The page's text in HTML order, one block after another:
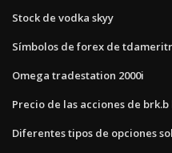
Stock de vodka skyy
Símbolos de forex de
Omega tradestation 2000i
Precio de las acciones de brk.b
Diferentes tipos de opciones